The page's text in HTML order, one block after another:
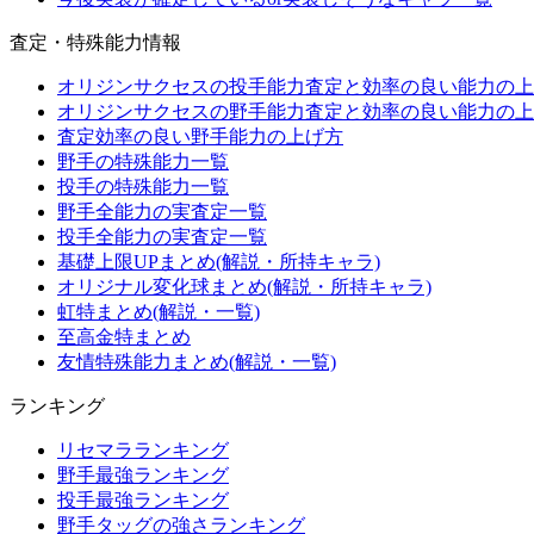
査定・特殊能力情報
オリジンサクセスの投手能力査定と効率の良い能力の
オリジンサクセスの野手能力査定と効率の良い能力の
査定効率の良い野手能力の上げ方
野手の特殊能力一覧
投手の特殊能力一覧
野手全能力の実査定一覧
投手全能力の実査定一覧
基礎上限UPまとめ(解説・所持キャラ)
オリジナル変化球まとめ(解説・所持キャラ)
虹特まとめ(解説・一覧)
至高金特まとめ
友情特殊能力まとめ(解説・一覧)
ランキング
リセマラランキング
野手最強ランキング
投手最強ランキング
野手タッグの強さランキング